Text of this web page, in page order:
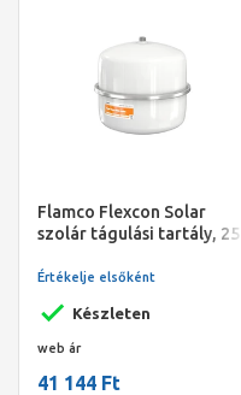
Flamco Flexcon Solar
szolár tágulási tartály, 25
Készleten
Értékelje elsőként
web ár
41 144 Ft